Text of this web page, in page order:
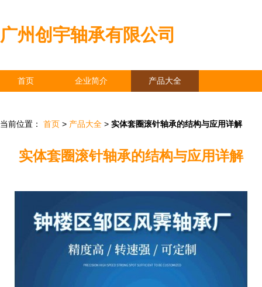
广州创宇轴承有限公司
首页 企业简介 产品大全
当前位置： 首页 > 产品大全 > 实体套圈滚针轴承的结构与应用详解
实体套圈滚针轴承的结构与应用详解